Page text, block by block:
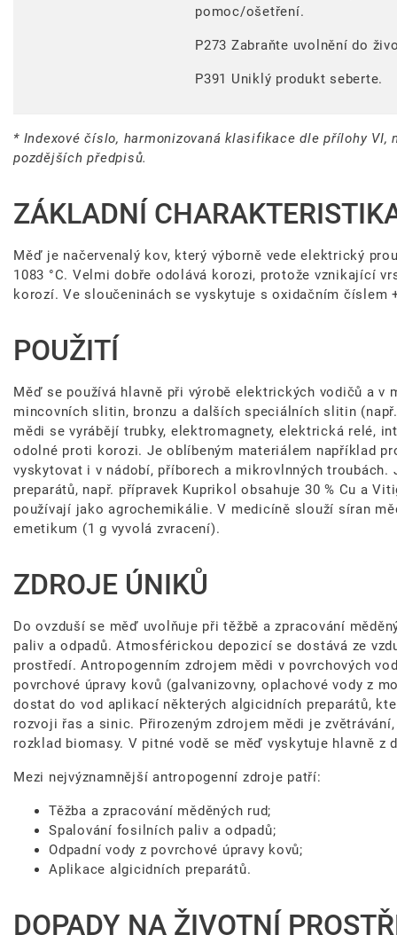
pomoc/ošetření.
P273 Zabraňte uvolnění do
P391 Uniklý produkt seberte.
* Indexové číslo, harmonizovaná klasifikace dle přílohy VI,
pozdějších předpisů.
ZÁKLADNÍ
Měď je načervenalý kov, který výborně vede elektrický
1083 °C. Velmi dobře odolává korozi, protože vznikající
korozí. Ve sloučeninách se vyskytuje s oxidačním číslem
POUŽITÍ
Měď se používá hlavně při výrobě elektrických vodičů a v
mincovních slitin, bronzu a dalších speciálních slitin
mědi se vyrábějí trubky, elektromagnety, elektrická relé,
odolné proti korozi. Je oblíbeným materiálem například
vyskytovat i v nádobí, příborech a mikrovlnných
preparátů, např. přípravek Kuprikol obsahuje 30 % Cu a
používají jako agrochemikálie. V medicíně slouží síran
emetikum (1 g vyvolá zvracení).
ZDROJE ÚNIKŮ
Do ovzduší se měď uvolňuje při těžbě a zpracování
paliv a odpadů. Atmosférickou depozicí se dostává ze
prostředí. Antropogenním zdrojem mědi v povrchových
povrchové úpravy kovů (galvanizovny, oplachové vody z
dostat do vod aplikací některých algicidních preparátů,
rozvoji řas a sinic. Přirozeným zdrojem mědi je
rozklad biomasy. V pitné vodě se měď vyskytuje hlavně z
Mezi nejvýznamnější antropogenní zdroje patří:
Těžba a zpracování měděných rud;
Spalování fosilních paliv a odpadů;
Odpadní vody z povrchové úpravy kovů;
Aplikace algicidních preparátů.
DOPADY NA ŽIVOTNÍ